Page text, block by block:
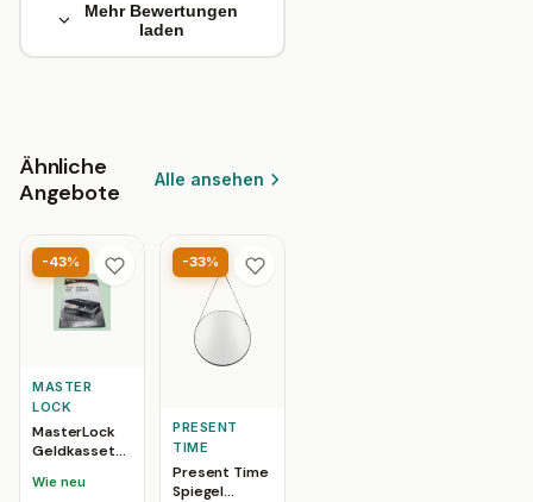
Mehr Bewertungen
laden
Ähnliche
Angebote
Alle ansehen
-43%
MASTER
LOCK
MasterLock
Geldkassette
Fach und Griff
Wie neu
-33%
PRESENT
TIME
Present Time
Spiegel